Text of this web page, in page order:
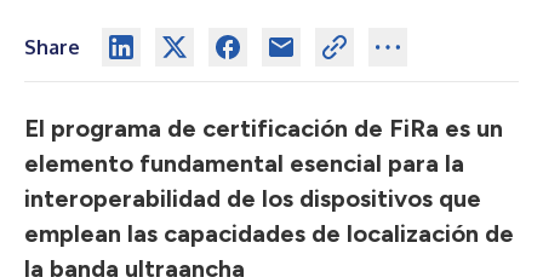
Share
El programa de certificación de FiRa es un
elemento fundamental esencial para la
interoperabilidad de los dispositivos que
emplean las capacidades de localización de
la banda ultraancha